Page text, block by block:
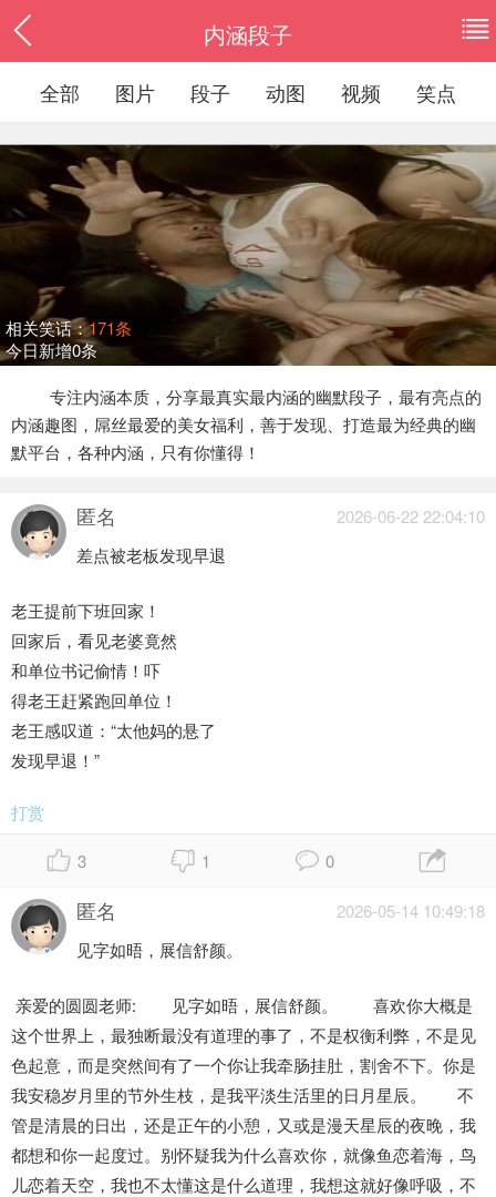
内涵段子
全部 图片 段子 动图 视频 笑点
相关笑话：171条
今日新增0条
专注内涵本质，分享最真实最内涵的幽默段子，最有亮点的
内涵趣图，屌丝最爱的美女福利，善于发现、打造最为经典的幽
默平台，各种内涵，只有你懂得！
匿名
2026-06-22 22:04:10
差点被老板发现早退
老王提前下班回家！
回家后，看见老婆竟然
和单位书记偷情！吓
得老王赶紧跑回单位！
老王感叹道：“太他妈的悬了
发现早退！”
打赏
3 1 0
匿名
2026-05-14 10:49:18
见字如晤，展信舒颜。
亲爱的圆圆老师: 见字如晤，展信舒颜。 喜欢你大概是
这个世界上，最独断最没有道理的事了，不是权衡利弊，不是见
色起意，而是突然间有了一个你让我牵肠挂肚，割舍不下。你是
我安稳岁月里的节外生枝，是我平淡生活里的日月星辰。 不
管是清晨的日出，还是正午的小憩，又或是漫天星辰的夜晚，我
都想和你一起度过。别怀疑我为什么喜欢你，就像鱼恋着海，鸟
儿恋着天空，我也不太懂这是什么道理，我想这就好像呼吸，不